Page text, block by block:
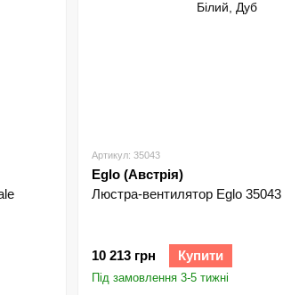
Артикул: 35043
Eglo (Австрія)
Люстра-вентилятор Eglo 35043
10 213 грн Купити
Під замовлення 3-5 тижні